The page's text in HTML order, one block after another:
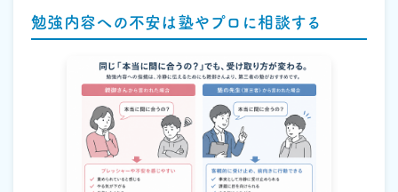
勉強内容への不安は塾やプロに相談する